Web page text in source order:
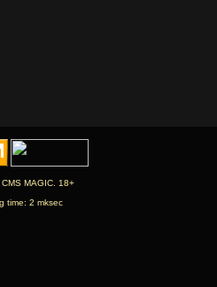
MAGIC. 18+
time: 2 mksec